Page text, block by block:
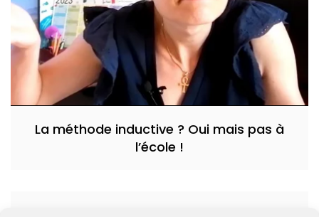
La méthode inductive ? Oui mais pas à
l’école !